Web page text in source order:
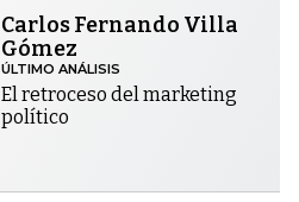
Carlos Fernando Villa
Gómez
ÚLTIMO ANÁLISIS
El retroceso del marketing
político